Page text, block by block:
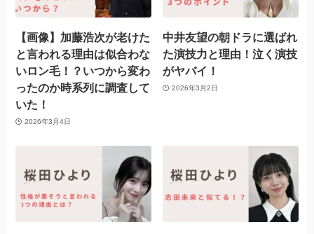
【画像】加藤浩次が老けた
と言われる理由は似合わな
いロン毛！？いつから変わ
ったのか時系列に調査して
いた！
2026年3月4日
中井友望の朝ドラに選ばれ
た演技力と理由！泣く演技
がヤバイ！
2026年3月2日